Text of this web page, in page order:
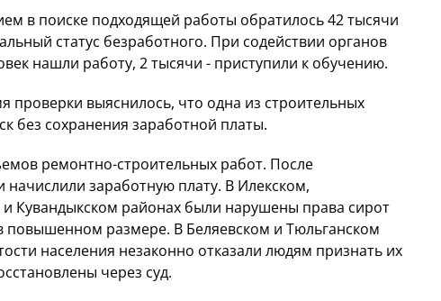
в поиске подходящей работы обратилось 42 тысячи
статус безработного. При содействии органов
нашли работу, 2 тысячи - приступили к обучению.
проверки выяснилось, что одна из строительных
без сохранения заработной платы.
ремонтно-строительных работ. После
заработную плату. В Илекском,
Кувандыкском районах были нарушены права сирот
повышенном размере. В Беляевском и Тюльганском
населения незаконно отказали людям признать их
через суд.